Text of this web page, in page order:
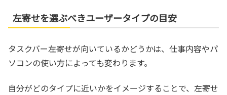
左寄せを選ぶべきユーザータイプの目安
タスクバー左寄せが向いているかどうかは、仕事内容やパ
ソコンの使い方によっても変わります。
自分がどのタイプに近いかをイメージすることで、左寄せ